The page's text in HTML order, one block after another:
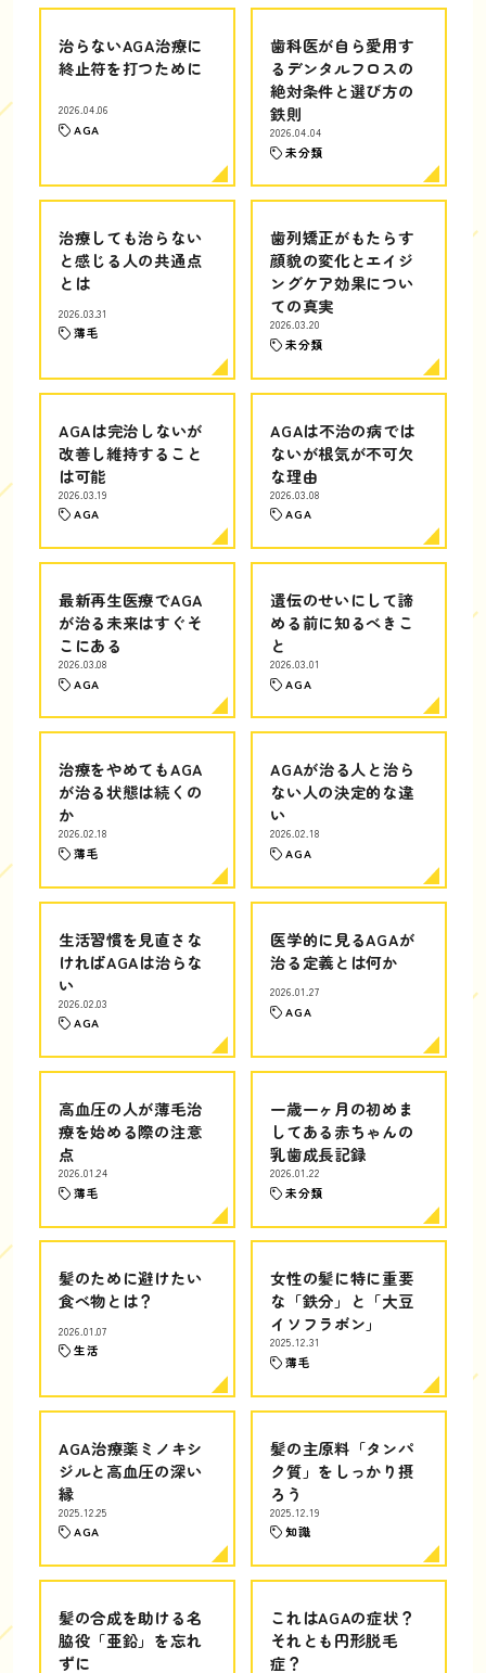
治らないAGA治療に
終止符を打つために
2026.04.06
AGA
歯科医が自ら愛用す
るデンタルフロスの
絶対条件と選び方の
鉄則
2026.04.04
未分類
治療しても治らない
と感じる人の共通点
とは
2026.03.31
薄毛
歯列矯正がもたらす
顔貌の変化とエイジ
ングケア効果につい
ての真実
2026.03.20
未分類
AGAは完治しないが
改善し維持すること
は可能
2026.03.19
AGA
AGAは不治の病では
ないが根気が不可欠
な理由
2026.03.08
AGA
最新再生医療でAGA
が治る未来はすぐそ
こにある
2026.03.08
AGA
遺伝のせいにして諦
める前に知るべきこ
と
2026.03.01
AGA
治療をやめてもAGA
が治る状態は続くの
か
2026.02.18
薄毛
AGAが治る人と治ら
ない人の決定的な違
い
2026.02.18
AGA
生活習慣を見直さな
ければAGAは治らな
い
2026.02.03
AGA
医学的に見るAGAが
治る定義とは何か
2026.01.27
AGA
高血圧の人が薄毛治
療を始める際の注意
点
2026.01.24
薄毛
一歳一ヶ月の初めま
してある赤ちゃんの
乳歯成長記録
2026.01.22
未分類
髪のために避けたい
食べ物とは？
2026.01.07
生活
女性の髪に特に重要
な「鉄分」と「大豆
イソフラボン」
2025.12.31
薄毛
AGA治療薬ミノキシ
ジルと高血圧の深い
縁
2025.12.25
AGA
髪の主原料「タンパ
ク質」をしっかり摂
ろう
2025.12.19
知識
髪の合成を助ける名
脇役「亜鉛」を忘れ
ずに
これはAGAの症状？
それとも円形脱毛
症？